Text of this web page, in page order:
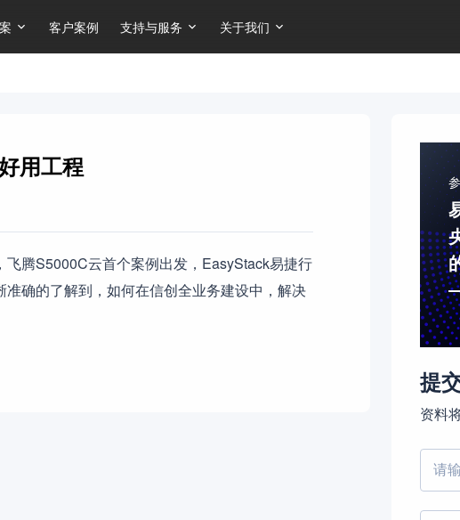
客户案例 支持与服务 关于我们
用工程
腾S5000C云首个案例出发，EasyStack易捷行
确的了解到，如何在信创全业务建设中，解决
提
资料